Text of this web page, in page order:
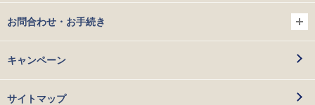
お問合わせ・お手続き
キャンペーン
サイトマップ